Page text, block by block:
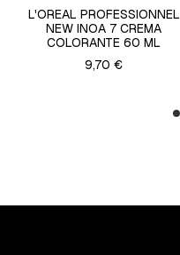
L'OREAL PROFESSIONNEL
NEW INOA 7 CREMA
COLORANTE 60 ML
9,70 €